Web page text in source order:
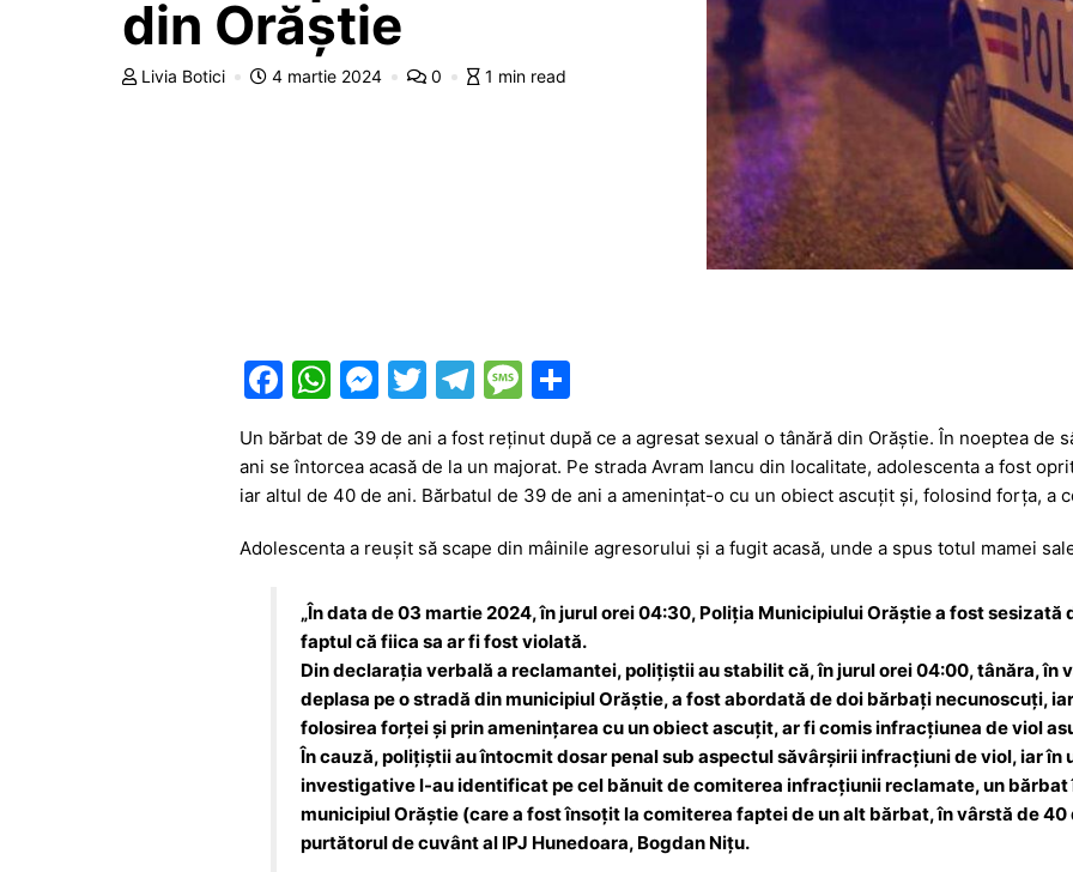
din Orăștie
Livia Botici 4 martie 2024 0 1 min read
F
c
e
b
o
o
k
W
at
s
A
p
p
M
s
s
e
n
g
er
T
w
itt
er
T
e
gr
a
m
M
s
s
a
g
e
P
ta
je
a
z
ă
Un bărbat de 39 de ani a fost reținut după ce a agresat sexual o tânără din Orăștie. În noeptea de
ani se întorcea acasă de la un majorat. Pe strada Avram Iancu din localitate, adolescenta a fost
iar altul de 40 de ani. Bărbatul de 39 de ani a amenințat-o cu un obiect ascuțit și, folosind forța, a
Adolescenta a reușit să scape din mâinile agresorului și a fugit acasă, unde a spus totul mamei
„În data de 03 martie 2024, în jurul orei 04:30, Poliția Municipiului Orăștie a fost sesizată
faptul că fiica sa ar fi fost violată.
Din declarația verbală a reclamantei, polițiștii au stabilit că, în jurul orei 04:00, tânăra, în
deplasa pe o stradă din municipiul Orăștie, a fost abordată de doi bărbați necunoscuți,
folosirea forței și prin amenințarea cu un obiect ascuțit, ar fi comis infracțiunea de viol
În cauză, polițiștii au întocmit dosar penal sub aspectul săvârșirii infracțiuni de viol, iar
investigative l-au identificat pe cel bănuit de comiterea infracțiunii reclamate, un bărbat
municipiul Orăștie (care a fost însoțit la comiterea faptei de un alt bărbat, în vârstă de 40
purtătorul de cuvânt al IPJ Hunedoara, Bogdan Nițu.